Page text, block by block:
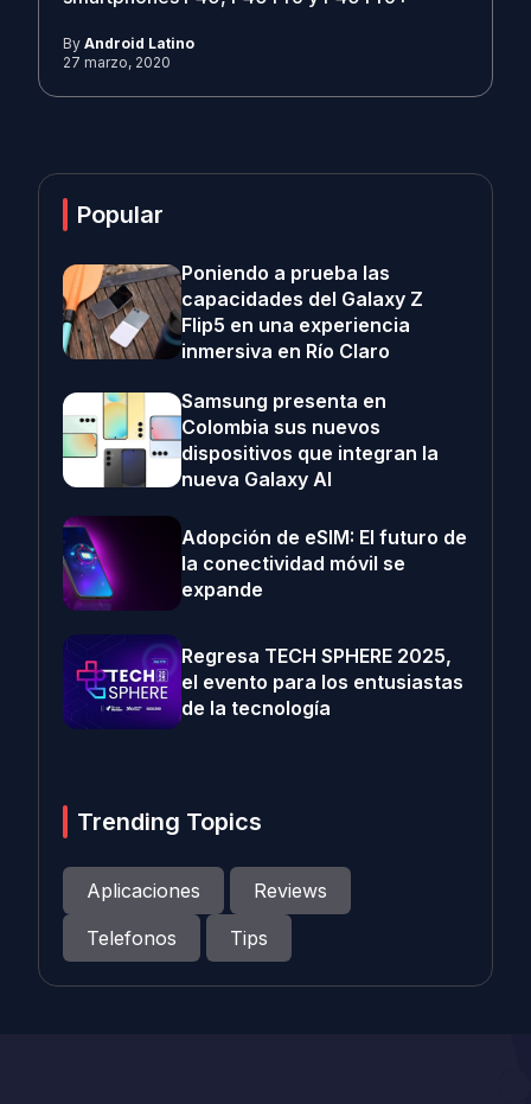
By Android Latino
27 marzo, 2020
Popular
Poniendo a prueba las
capacidades del Galaxy Z
Flip5 en una experiencia
inmersiva en Río Claro
Samsung presenta en
Colombia sus nuevos
dispositivos que integran la
nueva Galaxy AI
Adopción de eSIM: El futuro de
la conectividad móvil se
expande
Regresa TECH SPHERE 2025,
el evento para los entusiastas
de la tecnología
Trending Topics
Aplicaciones
Reviews
Telefonos
Tips